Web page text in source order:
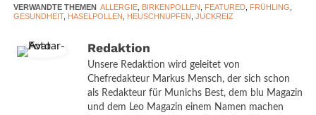
Allergie, Niesen, Schnupfen
© Canva
VERWANDTE THEMEN ALLERGIE, BIRKENPOLLEN FEATURED, FRÜHLING
GESUNDHEIT, HASELPOLLEN HEUSCHNUPFEN JUCKREIZ
Redaktion
Unsere Redaktion wird geleitet von
Chefredakteur Markus Mensch, der sich schon
als Redakteur für Munichs Best, dem blu Magazin
und dem Leo Magazin einem Namen machen